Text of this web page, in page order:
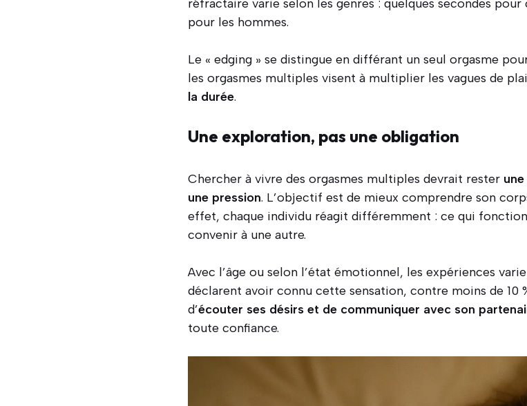
réfractaire varie selon les genres : quelques secondes
pour les hommes.
Le « edging » se distingue en différant un seul orgasme
les orgasmes multiples visent à multiplier les vagues de
la durée.
Une exploration, pas une obligation
Chercher à vivre des orgasmes multiples devrait rester
une pression. L’objectif est de mieux comprendre son
effet, chaque individu réagit différemment : ce qui
convenir à une autre.
Avec l’âge ou selon l’état émotionnel, les expériences
déclarent avoir connu cette sensation, contre moins de 10
d’écouter ses désirs et de communiquer avec son
toute confiance.